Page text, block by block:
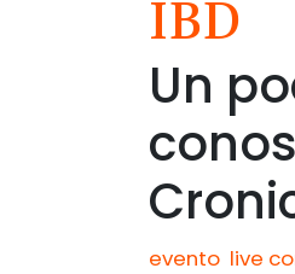
IBD
Un
evento live